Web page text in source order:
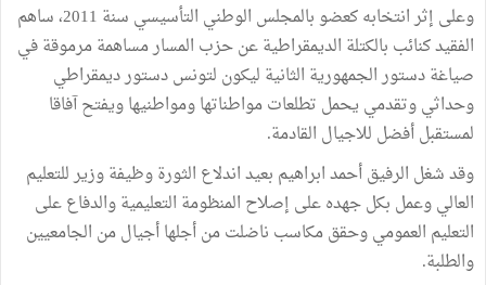
وعلى إثر انتخابه كعضو بالمجلس الوطني التأسيسي سنة 2011، ساهم
الفقيد كنائب بالكتلة الديمقراطية عن حزب المسار مساهمة مرموقة في
صياغة دستور الجمهورية الثانية ليكون لتونس دستور ديمقراطي
وحداثي وتقدمي يحمل تطلعات مواطناتها ومواطنيها ويفتح آفاقا
لمستقبل أفضل للاجيال القادمة.
وقد شغل الرفيق أحمد ابراهيم بعيد اندلاع الثورة وظيفة وزير للتعليم
العالي وعمل بكل جهده على إصلاح المنظومة التعليمية والدفاع على
التعليم العمومي وحقق مكاسب ناضلت من أجلها أجيال من الجامعيين
والطلبة.